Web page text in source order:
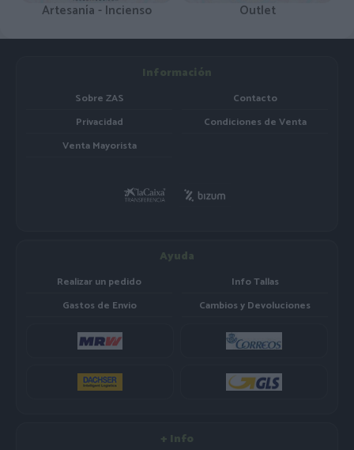
Artesanía - Incienso Outlet
Información
Sobre ZAS
Contacto
Privacidad
Condiciones de Venta
Venta Mayorista
Ayuda
Realizar un pedido
Info Tallas
Gastos de Envio
Cambios y Devoluciones
+ Info